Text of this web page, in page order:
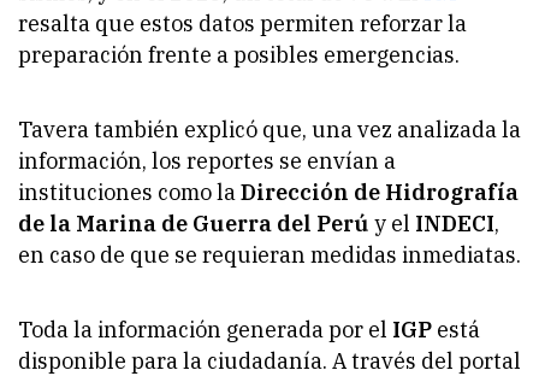
resalta que estos datos permiten reforzar la
preparación frente a posibles emergencias.
Tavera también explicó que, una vez analizada la
información, los reportes se envían a
instituciones como laDirección de Hidrografía
de la Marina de Guerra del Perú y el INDECI,
en caso de que se requieran medidas inmediatas.
Toda la información generada por el IGP está
disponible para la ciudadanía. A través del portal